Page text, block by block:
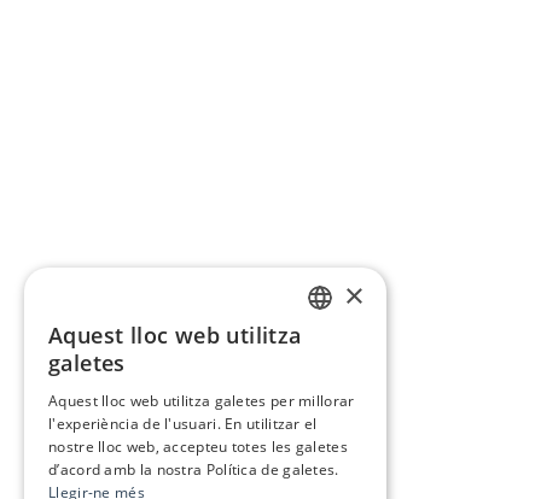
×
Aquest lloc web utilitza
galetes
Aquest lloc web utilitza galetes per millorar
l'experiència de l'usuari. En utilitzar el
nostre lloc web, accepteu totes les galetes
d’acord amb la nostra Política de galetes.
Llegir-ne més